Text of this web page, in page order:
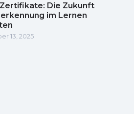
Die Zukunft
im Lernen
13, 2025